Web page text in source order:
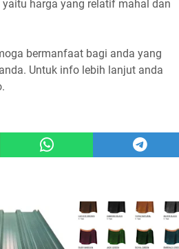
harga yang relatif mahal dan
bermanfaat bagi anda yang
Untuk info lebih lanjut anda